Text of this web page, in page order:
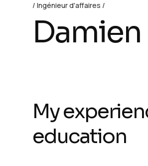
Ingénieur d'affaires
Damien
My
education